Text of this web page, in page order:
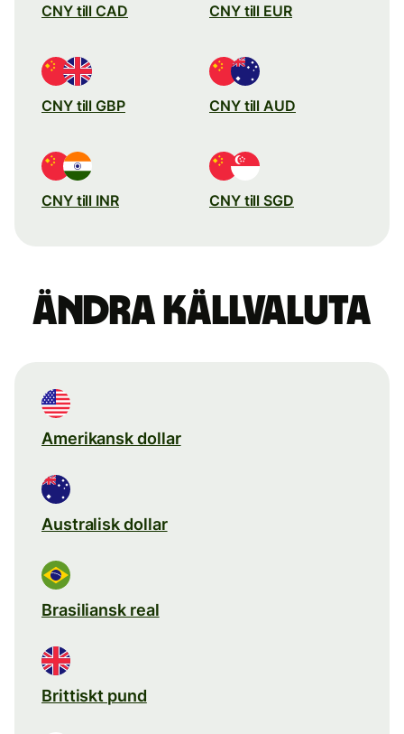
CNY till CAD CNY till EUR
CNY till GBP CNY till AUD
CNY till INR CNY till SGD
Ändra källvaluta
Amerikansk dollar
Australisk dollar
Brasiliansk real
Brittiskt pund